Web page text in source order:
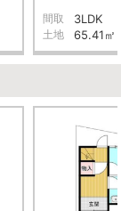
間取 3LDK
土地 65.41㎡